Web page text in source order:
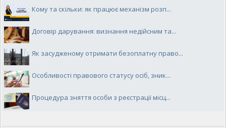
Кому та скільки: як працює механізм розп...
Договір дарування: визнання недійсним та...
Як засудженому отримати безоплатну право...
Особливості правового статусу осіб, зник...
Процедура зняття особи з реєстрації місц...